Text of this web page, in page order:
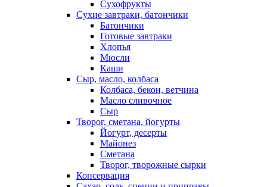
Сухофрукты
Сухие завтраки, батончики
Батончики
Готовые завтраки
Хлопья
Мюсли
Каши
Сыр, масло, колбаса
Колбаса, бекон, ветчина
Масло сливочное
Сыр
Творог, сметана, йогурты
Йогурт, десерты
Майонез
Сметана
Творог, творожные сырки
Консервация